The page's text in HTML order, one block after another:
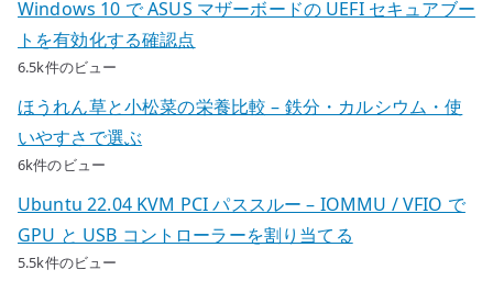
Windows 10 で ASUS マザーボードの UEFI セキュアブー
トを有効化する確認点
6.5k件のビュー
ほうれん草と小松菜の栄養比較 – 鉄分・カルシウム・使
いやすさで選ぶ
6k件のビュー
Ubuntu 22.04 KVM PCI パススルー – IOMMU / VFIO で
GPU と USB コントローラーを割り当てる
5.5k件のビュー